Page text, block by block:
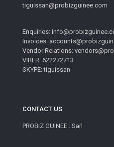
tiguissan@probizguinee.com
Enquiries:
Invoices:
Vendor Relations:
VIBER: 622272713
SKYPE: tiguissan
CONTACT US
PROBIZ GUINEE . Sarl